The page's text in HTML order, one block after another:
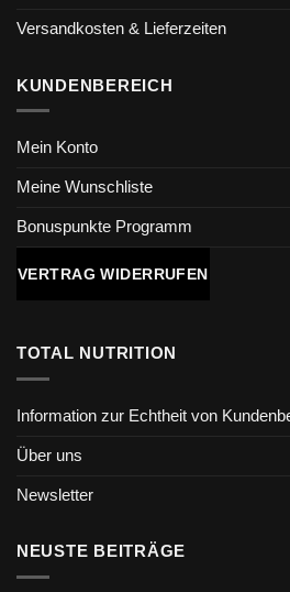
Versandkosten & Lieferzeiten
KUNDENBEREICH
Mein Konto
Meine Wunschliste
Bonuspunkte Programm
VERTRAG WIDERRUFEN
TOTAL NUTRITION
Information zur Echtheit von
Über uns
Newsletter
NEUSTE BEITRÄGE